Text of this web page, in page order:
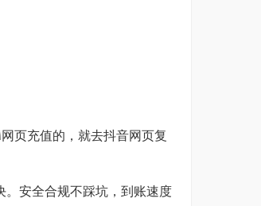
页充值的，就去抖音网页复
。安全合规不踩坑，到账速度